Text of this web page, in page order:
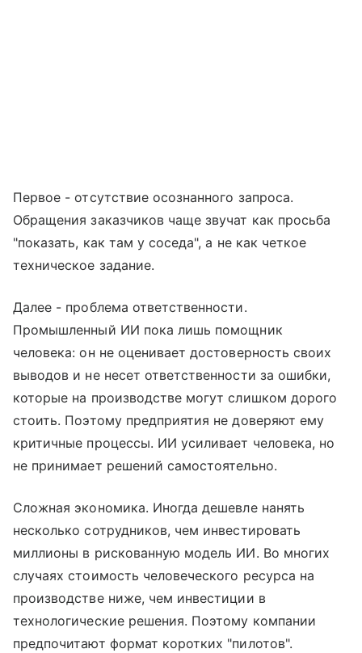
Первое - отсутствие осознанного запроса.
Обращения заказчиков чаще звучат как просьба
"показать, как там у соседа", а не как четкое
техническое задание.
Далее - проблема ответственности.
Промышленный ИИ пока лишь помощник
человека: он не оценивает достоверность своих
выводов и не несет ответственности за ошибки,
которые на производстве могут слишком дорого
стоить. Поэтому предприятия не доверяют ему
критичные процессы. ИИ усиливает человека, но
не принимает решений самостоятельно.
Сложная экономика. Иногда дешевле нанять
несколько сотрудников, чем инвестировать
миллионы в рискованную модель ИИ. Во многих
случаях стоимость человеческого ресурса на
производстве ниже, чем инвестиции в
технологические решения. Поэтому компании
предпочитают формат коротких "пилотов".